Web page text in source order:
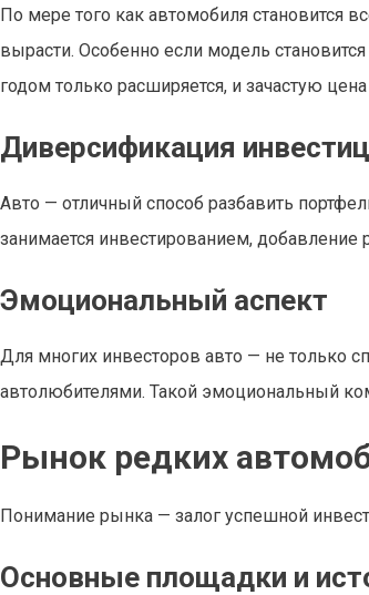
По мере того как автомобиля становится
вырасти. Особенно если модель
годом только расширяется, и зачастую
Диверсификация
Авто — отличный способ разбавить
занимается инвестированием,
Эмоциональный аспект
Для многих инвесторов авто — не только
автолюбителями. Такой эмоциональный
Рынок редких
Понимание рынка — залог успешной
Основные площадки и